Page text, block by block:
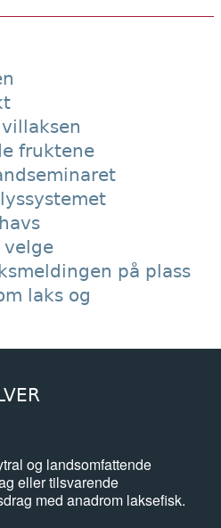
fruktene
velge
på plass
laks og
og landsomfattende
eller tilsvarende
med anadrom laksefisk.